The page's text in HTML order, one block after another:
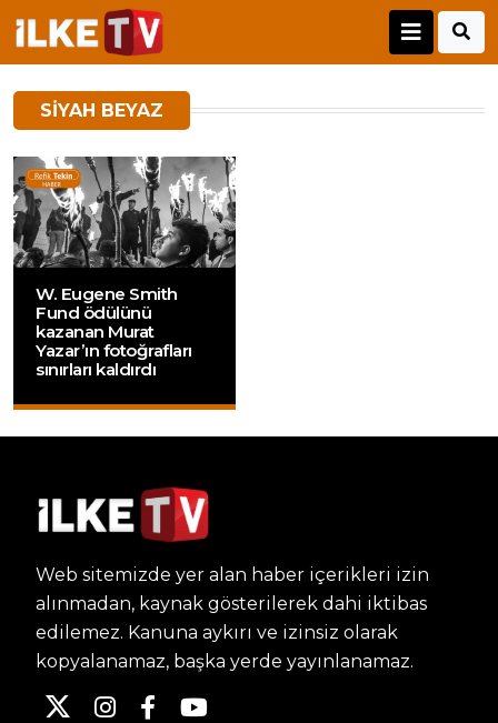
SIYAH BEYAZ
W. Eugene Smith
Fund ödülünü
kazanan Murat
Yazar’ın fotoğrafları
sınırları kaldırdı
Web sitemizde yer alan haber içerikleri izin
alınmadan, kaynak gösterilerek dahi iktibas
edilemez. Kanuna aykırı ve izinsiz olarak
kopyalanamaz, başka yerde yayınlanamaz.